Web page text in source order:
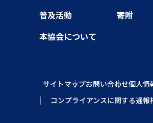
普及活動
寄附
本協会について
サイトマップお問い合わせ個人情
コンプライアンスに関する通報